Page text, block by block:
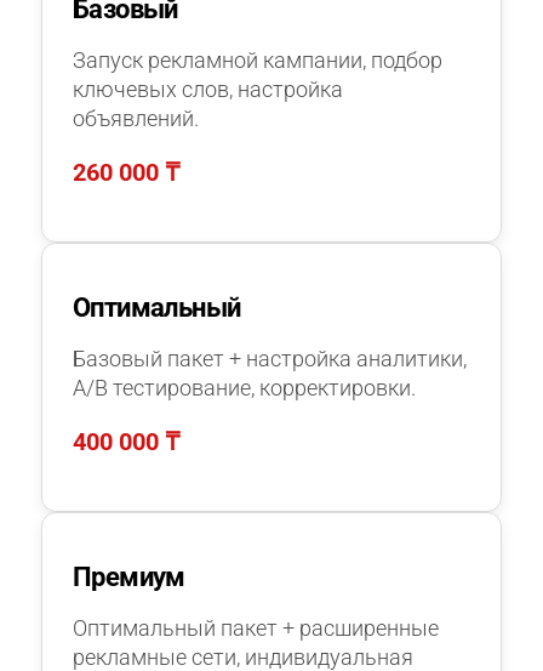
Базовый
Запуск рекламной кампании, подбор
ключевых слов, настройка
объявлений.
260 000 ₸
Оптимальный
Базовый пакет + настройка аналитики,
A/B тестирование, корректировки.
400 000 ₸
Премиум
Оптимальный пакет + расширенные
рекламные сети, индивидуальная